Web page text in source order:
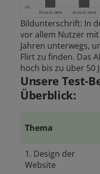
Bildunterschrift: In
vor allem Nutzer
Jahren unterwegs,
Flirt zu finden. Das
hoch bis zu über 50
Unsere Test-
Überblick:
Thema
1. Design der
Website